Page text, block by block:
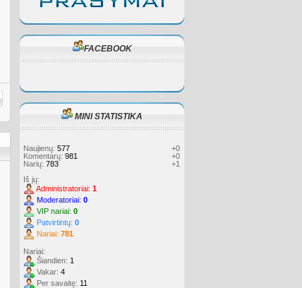
FACEBOOK
MINI STATISTIKA
+0
Naujienų: 577
+0
Komentarų: 981
+1
Narių: 783
Iš jų:
Administratoriai: 1
Moderatoriai: 0
VIP nariai: 0
Patvirtintų: 0
Nariai: 781
Nariai:
Šiandien: 1
Vakar: 4
Per savaitę: 11